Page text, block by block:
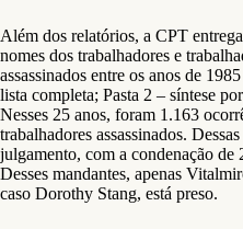
Além dos relatórios, a CPT
nomes dos trabalhadores e
assassinados entre os anos de
lista completa; Pasta 2 – síntese
Nesses 25 anos, foram 1.163
trabalhadores assassinados.
julgamento, com a condenação de
Desses mandantes, apenas
caso Dorothy Stang, está preso.